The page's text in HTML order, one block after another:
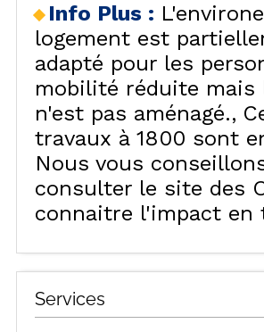
Info Plus :
logement est
adapté pour les
mobilité réduite mais
n'est pas aménagé.
travaux à 1800 sont
Nous vous
consulter le site des
connaitre l'impact en
Services